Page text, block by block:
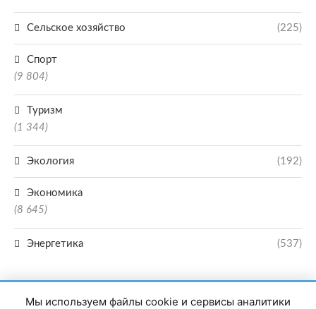
Сельское хозяйство (225)
Спорт
(9 804)
Туризм
(1 344)
Экология (192)
Экономика
(8 645)
Энергетика (537)
Мы используем файлы cookie и сервисы аналитики